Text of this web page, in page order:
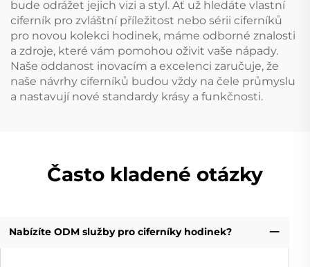
bude odrážet jejich vizi a styl. Ať už hledáte vlastní
ciferník pro zvláštní příležitost nebo sérii ciferníků
pro novou kolekci hodinek, máme odborné znalosti
a zdroje, které vám pomohou oživit vaše nápady.
Naše oddanost inovacím a excelenci zaručuje, že
naše návrhy ciferníků budou vždy na čele průmyslu
a nastavují nové standardy krásy a funkčnosti.
Často kladené otázky
Nabízíte ODM služby pro ciferníky hodinek?